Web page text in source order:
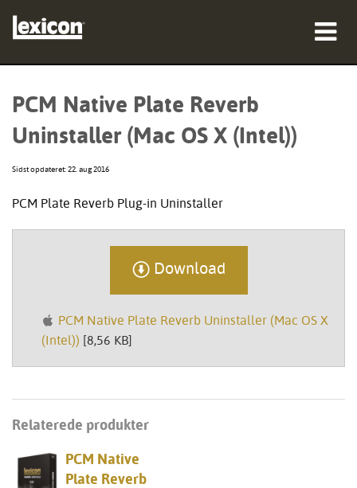
træning
Sprog/Region
PCM Native Plate Reverb
Uninstaller (Mac OS X (Intel))
Sidst opdateret: 22. aug 2016
PCM Plate Reverb Plug-in Uninstaller
Download
PCM Native Plate Reverb Uninstaller (Mac OS X
(Intel)) [8,56 KB]
Relaterede produkter
PCM Native
Plate Reverb